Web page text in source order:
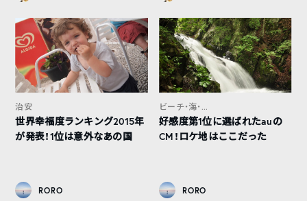
治安
世界幸福度ランキング2015年
が発表！1位は意外なあの国
RORO
ビーチ・海・...
好感度第1位に選ばれたauの
CM！ロケ地はここだった
RORO